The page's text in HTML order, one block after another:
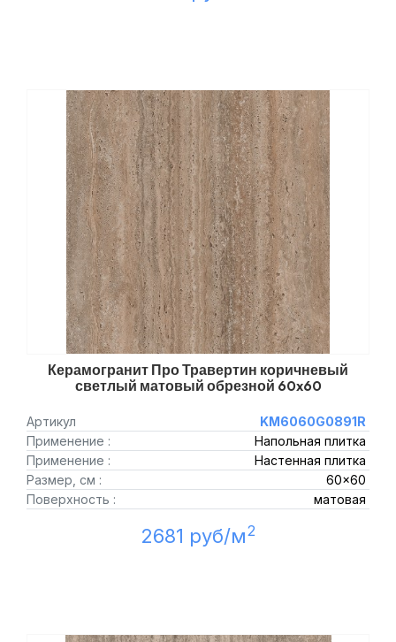
Керамогранит Про Травертин коричневый
светлый матовый обрезной 60x60
Артикул
KM6060G0891R
Применение :
Напольная плитка
Применение :
Настенная плитка
Размер, см :
60x60
Поверхность :
матовая
2681 руб/м2